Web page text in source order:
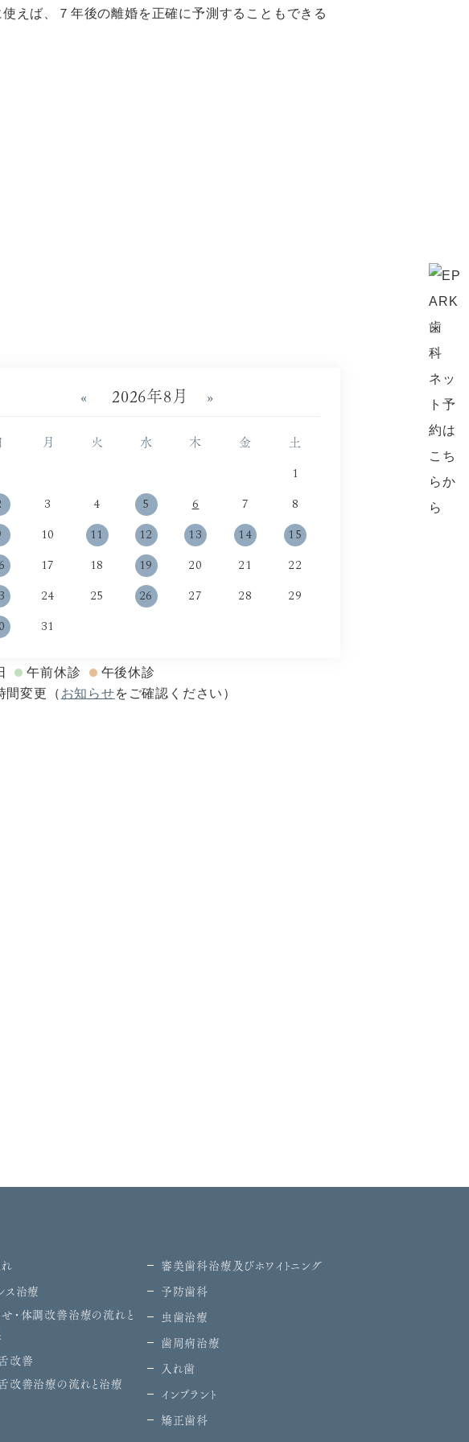
えば、７年後の離婚を正確に予測することもできる
« 2026年8月 »
月 火 水 木 金 土
1
3 4 5 6 7
8
10 11 12 13 14
15
17 18 19 20 21
22
24 25 26 27 28
29
31
午前休診
午後休診
間変更（ お知らせをご確認ください）
ス治療
・体調改善治療の流れと
改善
改善治療の流れと治療
審美歯科治療及びホワイトニング
予防歯科
虫歯治療
歯周病治療
入れ歯
インプラント
矯正歯科